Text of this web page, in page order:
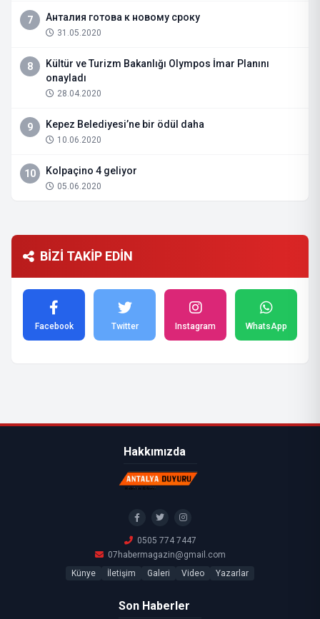
7 Анталия готова к новому сроку
31.05.2020
8
Kültür ve Turizm Bakanlığı Olympos İmar Planını
onayladı
28.04.2020
9 Kepez Belediyesi’ne bir ödül daha
10.06.2020
10 Kolpaçino 4 geliyor
05.06.2020
BİZİ TAKİP EDİN
Facebook Twitter Instagram WhatsApp
Hakkımızda
0505 774 7447
07habermagazin@gmail.com
Künye
İletişim Galeri Video Yazarlar
Son Haberler